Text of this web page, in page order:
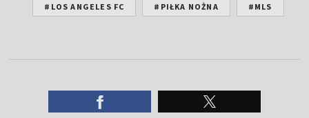
#LOS ANGELES FC #PIŁKA NOŻNA #MLS